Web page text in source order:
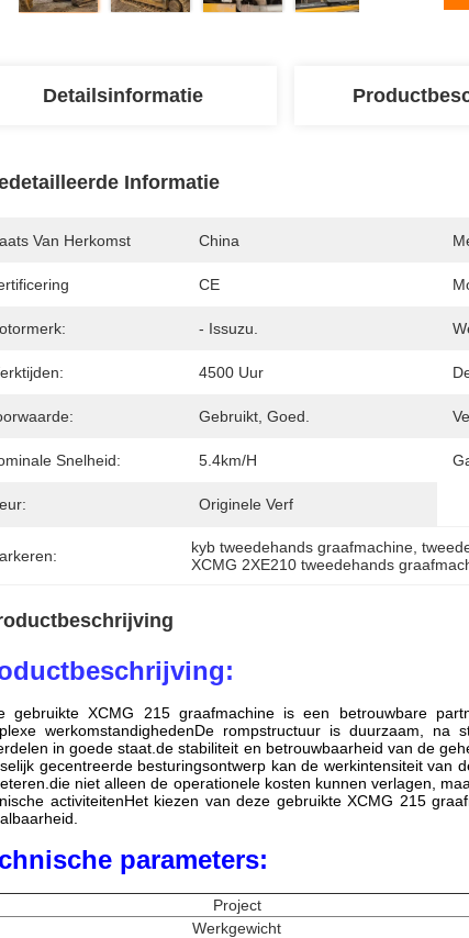
Detailsinformatie
Informatie
Van Herkomst China
CE
- Issuzu.
4500 Uur
Gebruikt, Goed.
Snelheid: 5.4km/H
Originele Verf
kyb tweedehands graafmachine ,
XCMG 2XE210 tweedehands
gebruikte XCMG 215 graafmachine is een betrouwbare
werkomstandighedenDe rompstructuur is duurzaam, na
in goede staat.de stabiliteit en betrouwbaarheid van de
gecentreerde besturingsontwerp kan de werkintensiteit van
niet alleen de operationele kosten kunnen verlagen,
activiteitenHet kiezen van deze gebruikte XCMG 215
parameters:
Project
Werkgewicht